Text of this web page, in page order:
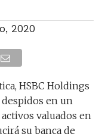
2020
HSBC Holdings
en un
valuados en
su banca de